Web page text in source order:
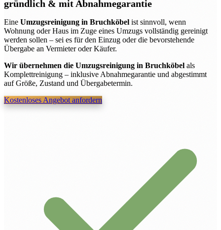
gründlich & mit Abnahmegarantie
Eine Umzugsreinigung in Bruchköbel ist sinnvoll, wenn
Wohnung oder Haus im Zuge eines Umzugs vollständig gereinigt
werden sollen – sei es für den Einzug oder die bevorstehende
Übergabe an Vermieter oder Käufer.
Wir übernehmen die Umzugsreinigung in Bruchköbel als
Komplettreinigung – inklusive Abnahmegarantie und abgestimmt
auf Größe, Zustand und Übergabetermin.
Kostenloses Angebot anfordern